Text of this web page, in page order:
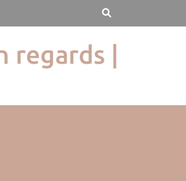
regards |